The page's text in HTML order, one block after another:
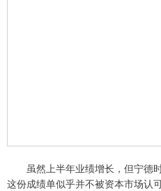
虽然上半年业绩增长，但宁德
这份成绩单似乎并不被资本市场认可